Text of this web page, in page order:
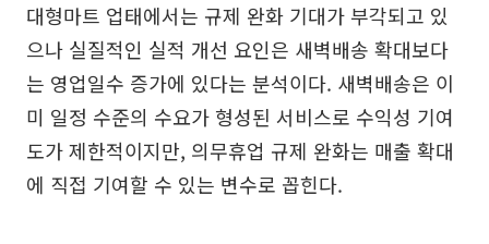
대형마트 업태에서는 규제 완화 기대가 부각되고 있
으나 실질적인 실적 개선 요인은 새벽배송 확대보다
는 영업일수 증가에 있다는 분석이다. 새벽배송은 이
미 일정 수준의 수요가 형성된 서비스로 수익성 기여
도가 제한적이지만, 의무휴업 규제 완화는 매출 확대
에 직접 기여할 수 있는 변수로 꼽힌다.